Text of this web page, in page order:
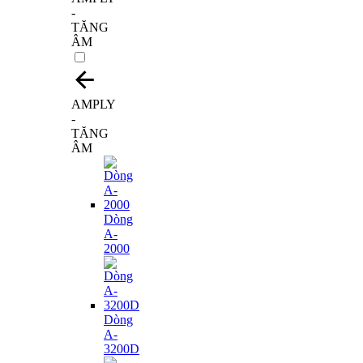
-
TĂNG
ÂM
AMPLY
-
TĂNG
ÂM
Dòng
A-
2000
Dòng
A-
3200D